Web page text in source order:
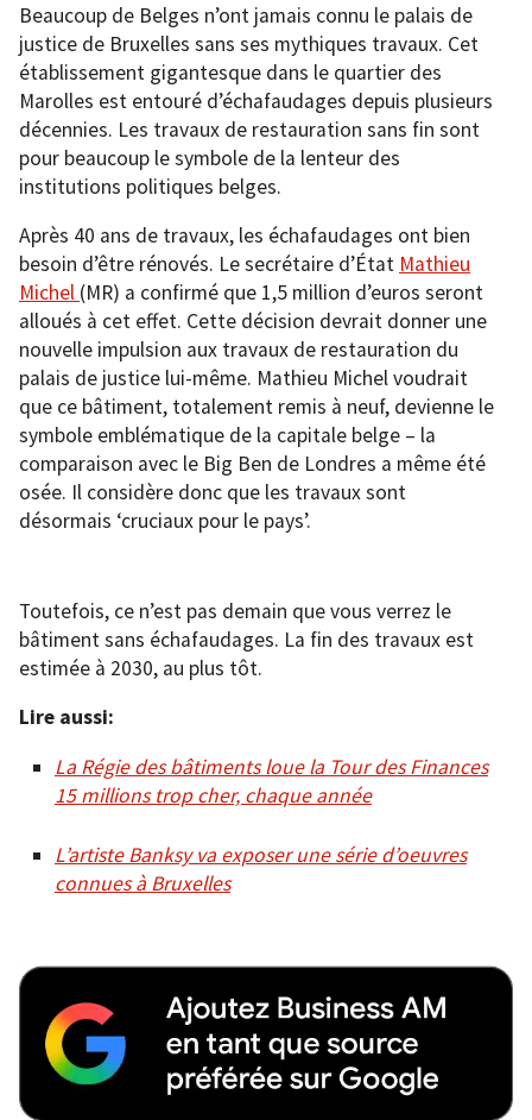
Beaucoup de Belges n’ont jamais connu le palais de
justice de Bruxelles sans ses mythiques travaux. Cet
établissement gigantesque dans le quartier des
Marolles est entouré d’échafaudages depuis plusieurs
décennies. Les travaux de restauration sans fin sont
pour beaucoup le symbole de la lenteur des
institutions politiques belges.
Après 40 ans de travaux, les échafaudages ont bien
besoin d’être rénovés. Le secrétaire d’État Mathieu
Michel (MR) a confirmé que 1,5 million d’euros seront
alloués à cet effet. Cette décision devrait donner une
nouvelle impulsion aux travaux de restauration du
palais de justice lui-même. Mathieu Michel voudrait
que ce bâtiment, totalement remis à neuf, devienne le
symbole emblématique de la capitale belge – la
comparaison avec le Big Ben de Londres a même été
osée. Il considère donc que les travaux sont
désormais ‘cruciaux pour le pays’.
Toutefois, ce n’est pas demain que vous verrez le
bâtiment sans échafaudages. La fin des travaux est
estimée à 2030, au plus tôt.
Lire aussi:
La Régie des bâtiments loue la Tour des Finances
15 millions trop cher, chaque année
L’artiste Banksy va exposer une série d’oeuvres
connues à Bruxelles